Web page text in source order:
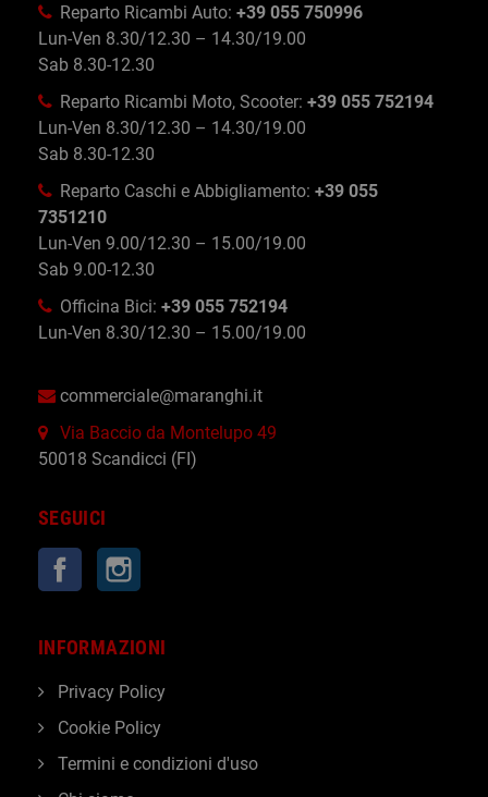
Reparto Ricambi Auto: +39 055 750996
Lun-Ven 8.30/12.30 – 14.30/19.00
Sab 8.30-12.30
Reparto Ricambi Moto, Scooter: +39 055 752194
Lun-Ven 8.30/12.30 – 14.30/19.00
Sab 8.30-12.30
Reparto Caschi e Abbigliamento: +39 055
7351210
Lun-Ven 9.00/12.30 – 15.00/19.00
Sab 9.00-12.30
Officina Bici: +39 055 752194
Lun-Ven 8.30/12.30 – 15.00/19.00
commerciale@maranghi.it
Via Baccio da Montelupo 49
50018 Scandicci (FI)
SEGUICI
Facebook
INFORMAZIONI
Privacy Policy
Cookie Policy
Termini e condizioni d'uso